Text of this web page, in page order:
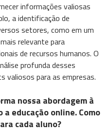
informações valiosas
a identificação de
setores, como em um
relevante para
de recursos humanos. O
profunda desses
valiosos para as empresas.
nossa abordagem à
educação online. Como
cada aluno?